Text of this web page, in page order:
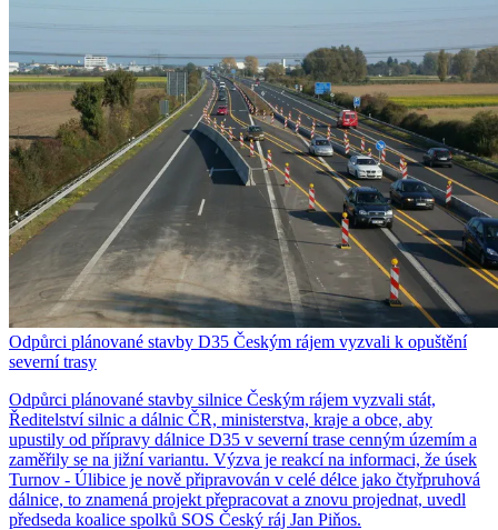
Odpůrci plánované stavby D35 Českým rájem vyzvali k opuštění
severní trasy
Odpůrci plánované stavby silnice Českým rájem vyzvali stát,
Ředitelství silnic a dálnic ČR, ministerstva, kraje a obce, aby
upustily od přípravy dálnice D35 v severní trase cenným územím a
zaměřily se na jižní variantu. Výzva je reakcí na informaci, že úsek
Turnov - Úlibice je nově připravován v celé délce jako čtyřpruhová
dálnice, to znamená projekt přepracovat a znovu projednat, uvedl
předseda koalice spolků SOS Český ráj Jan Piňos.